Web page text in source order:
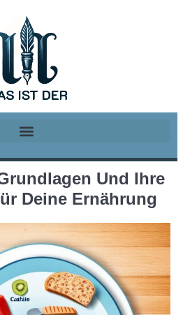
Und Ihre
Deine Ernährung